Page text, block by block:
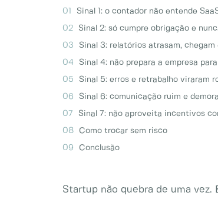
Sinal 1: o contador não entende
Sinal 2: só cumpre obrigação e
Sinal 3: relatórios atrasam, chegam
Sinal 4: não prepara a empresa
Sinal 5: erros e retrabalho viraram
Sinal 6: comunicação ruim e
Sinal 7: não aproveita incentivos
Como trocar sem risco
Conclusão
Startup não quebra de uma